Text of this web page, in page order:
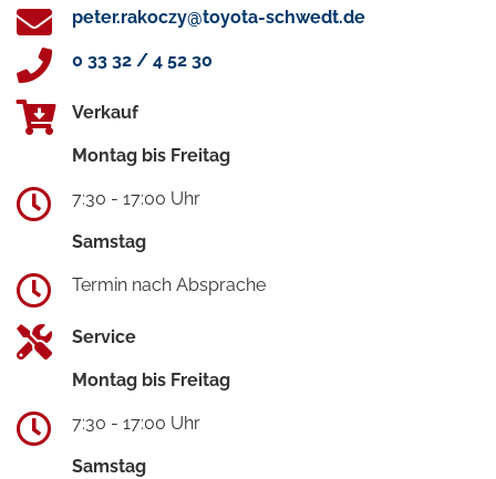
peter.rakoczy@toyota-schwedt.de
0 33 32 / 4 52 30
Verkauf
Montag bis Freitag
7:30 - 17:00 Uhr
Samstag
Termin nach Absprache
Service
Montag bis Freitag
7:30 - 17:00 Uhr
Samstag